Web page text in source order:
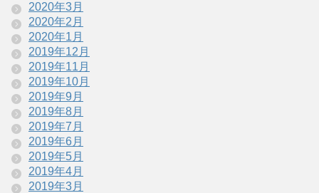
2020年3月
2020年2月
2020年1月
2019年12月
2019年11月
2019年10月
2019年9月
2019年8月
2019年7月
2019年6月
2019年5月
2019年4月
2019年3月